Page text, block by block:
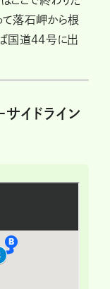
て落石岬から根
ば国道44号に出
イドライン